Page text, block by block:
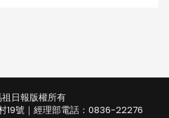
日報版權所有
19號｜經理部電話：0836-22276